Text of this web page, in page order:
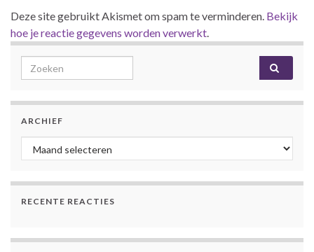
Deze site gebruikt Akismet om spam te verminderen. Bekijk
hoe je reactie gegevens worden verwerkt.
Search for:
ARCHIEF
Archief
RECENTE REACTIES